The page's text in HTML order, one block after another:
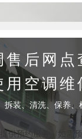
售后网点
用空调维
拆装、清洗、保养、
供预约服务，如需预